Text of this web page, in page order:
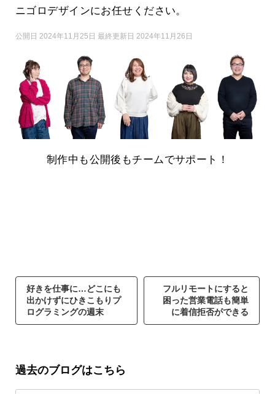
ニゴロデザインにお任せください。
公開日 2024年11月25日 最終更新日 2024年11月26日
制作中も公開後もチームでサポート！
好きを仕事に…どこにも
出かけずにひきこもりプ
ログラミングの週末
フルリモートにすると
困った営業電話も簡単
に着信拒否ができる
過去のブログはこちら